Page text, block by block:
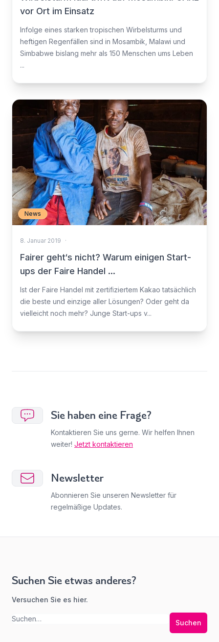
vor Ort im Einsatz
Infolge eines starken tropischen Wirbelsturms und
heftigen Regenfällen sind in Mosambik, Malawi und
Simbabwe bislang mehr als 150 Menschen ums Leben
...
News
8. Januar 2019 ·
Fairer geht‘s nicht? Warum einigen Start-
ups der Faire Handel ...
Ist der Faire Handel mit zertifiziertem Kakao tatsächlich
die beste und einzige aller Lösungen? Oder geht da
vielleicht noch mehr? Junge Start-ups v...
Sie haben eine Frage?
Kontaktieren Sie uns gerne. Wir helfen Ihnen
weiter! Jetzt kontaktieren
Newsletter
Abonnieren Sie unseren Newsletter für
regelmäßige Updates.
Suchen Sie etwas anderes?
Versuchen Sie es hier.
Suchen